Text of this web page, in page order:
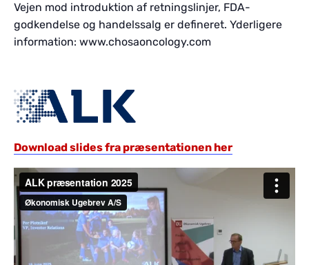
Vejen mod introduktion af retningslinjer, FDA-
godkendelse og handelssalg er defineret. Yderligere
information: www.chosaoncology.com
Download slides fra præsentationen her